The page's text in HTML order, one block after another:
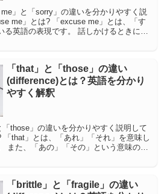
」と「sorry」の違いを分かりやすく説
英語の表現です。 話しかけるときによ
「that」と「those」の違い
(difference)とは？英語を分かり
やすく解釈
those」の違いを分かりやすく説明して
「brittle」と「fragile」の違い